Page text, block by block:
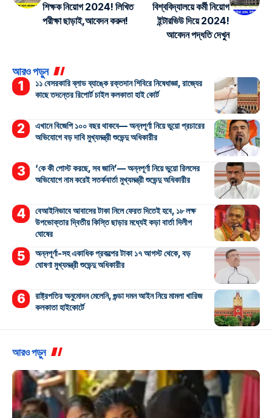
শিক্ষক নিয়োগ 2024! লিখিত
পরীক্ষা ছাড়াই,আবেদন করুন!
বিশ্ববিদ্যালয়ে কর্মী নিয়োগ
ইন্টারভিউ দিয়ে 2024!
আবেদন পদ্ধতি দেখুন
আরও পড়ুন
১১ বেসরকারি ব্লাড ব্যাঙ্কে রক্তদান শিবিরে নিষেধাজ্ঞা, রাজ্যের
কাছে তদন্তের রিপোর্ট চাইল কলকাতা হাই কোর্ট
এখানে বিজেপি ১০০ বছর থাকবে— অন্নপূর্ণা নিয়ে ভুয়ো প্রচারের
অভিযোগে বড় দাবি মুখ্যমন্ত্রী শুভেন্দু অধিকারীর
‘কে কী পোস্ট করছে, সব জানি’— অন্নপূর্ণা নিয়ে ভুয়ো রিলসের
অভিযোগে নাম করেই সতর্কবার্তা মুখ্যমন্ত্রী শুভেন্দু অধিকারীর
বেআইনিভাবে আবাসের টাকা নিলে ফেরত দিতেই হবে, ১৮ লক্ষ
উপভোক্তার দ্বিতীয় কিস্তি ছাড়ার মধ্যেই কড়া বার্তা দিলীপ
ঘোষের
অন্নপূর্ণা-সহ একাধিক প্রকল্পের টাকা ১৭ আগস্ট থেকে, বড়
ঘোষণা মুখ্যমন্ত্রী শুভেন্দু অধিকারীর
রাষ্ট্রপতির অনুমোদন মেলেনি, গুন্ডা দমন আইন নিয়ে মামলা খারিজ
কলকাতা হাইকোর্টে
আরও পড়ুন